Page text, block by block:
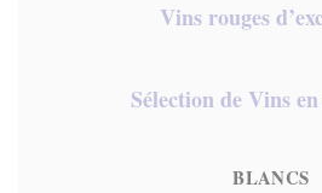
Vins rouges
Sélection de Vins
BLANCS